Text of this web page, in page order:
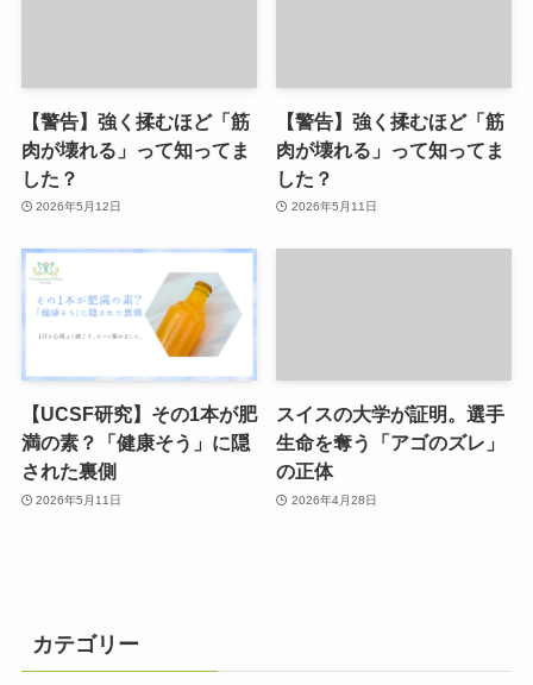
【警告】強く揉むほど「筋
肉が壊れる」って知ってま
した？
2026年5月12日
【警告】強く揉むほど「筋
肉が壊れる」って知ってま
した？
2026年5月11日
【UCSF研究】その1本が肥
満の素？「健康そう」に隠
された裏側
2026年5月11日
スイスの大学が証明。選手
生命を奪う「アゴのズレ」
の正体
2026年4月28日
カテゴリー